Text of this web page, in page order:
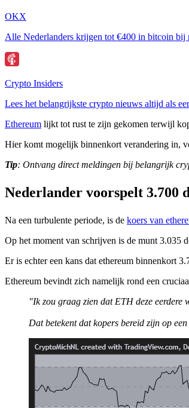
OKX
Alle Nederlanders krijgen tot €400 in bitcoin bij
Crypto Insiders
Lees het belangrijkste crypto nieuws altijd als
Ethereum lijkt tot rust te zijn gekomen terwijl
Hier komt mogelijk binnenkort verandering in,
Tip: Ontvang direct meldingen bij belangrijk
Nederlander voorspelt 3.700
Na een turbulente periode, is de koers van
Op het moment van schrijven is de munt 3.035
Er is echter een kans dat ethereum binnenkort
Ethereum bevindt zich namelijk rond een
"Ik zou graag zien dat ETH deze eerdere
Dat betekent dat kopers bereid zijn op